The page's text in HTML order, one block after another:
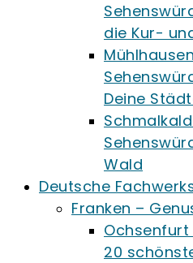
die Kur-
Deine
Wald
Deutsche
Franken –
Ochsenfurt
20